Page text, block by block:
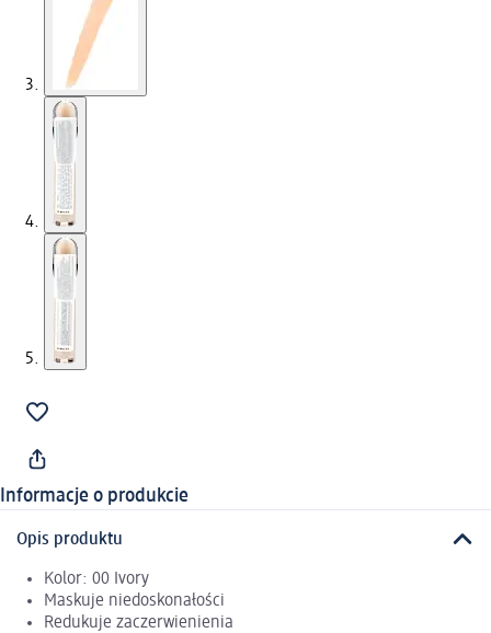
Informacje o produkcie
Opis produktu
Kolor: 00 Ivory
Maskuje niedoskonałości
Redukuje zaczerwienienia